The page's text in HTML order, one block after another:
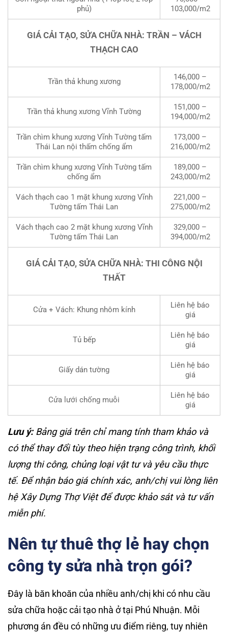
phủ)
103,000/m2
GIÁ CẢI TẠO, SỬA CHỮA NHÀ: TRẦN – VÁCH
THẠCH CAO
Trần thả khung xương
146,000 –
178,000/m2
Trần thả khung xương Vĩnh Tường
151,000 –
194,000/m2
Trần chìm khung xương Vĩnh Tường tấm
Thái Lan nội thấm chống ẩm
173,000 –
216,000/m2
Trần chìm khung xương Vĩnh Tường tấm
chống ẩm
189,000 –
243,000/m2
Vách thạch cao 1 mặt khung xương Vĩnh
Tường tấm Thái Lan
221,000 –
275,000/m2
Vách thạch cao 2 mặt khung xương Vĩnh
Tường tấm Thái Lan
329,000 –
394,000/m2
GIÁ CẢI TẠO, SỬA CHỮA NHÀ: THI CÔNG NỘI
THẤT
Cửa + Vách: Khung nhôm kính
Liên hệ báo
giá
Tủ bếp
Liên hệ báo
giá
Giấy dán tường
Liên hệ báo
giá
Cửa lưới chống muỗi
Liên hệ báo
giá
Lưu ý:Bảng giá trên chỉ mang tính tham khảo và
có thể thay đổi tùy theo hiện trạng công trình, khối
lượng thi công, chủng loại vật tư và yêu cầu thực
tế. Để nhận báo giá chính xác, anh/chị vui lòng liên
hệ Xây Dựng Thợ Việt để được khảo sát và tư vấn
miễn phí.
Nên tự thuê thợ lẻ hay chọn
công ty sửa nhà trọn gói?
Đây là băn khoăn của nhiều anh/chị khi có nhu cầu
sửa chữa hoặc cải tạo nhà ở tại Phú Nhuận. Mỗi
phương án đều có những ưu điểm riêng, tuy nhiên